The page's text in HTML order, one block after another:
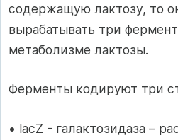
содержащую лактозу, то
вырабатывать три
метаболизме лактозы.
Ферменты кодируют три
• lacZ - галактозидаза –